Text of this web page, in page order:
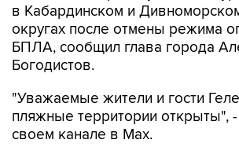
в Кабардинском и
округах после отмены режима
БПЛА, сообщил глава города
Богодистов.
"Уважаемые жители и гости
пляжные территории открыты",
своем канале в Max.